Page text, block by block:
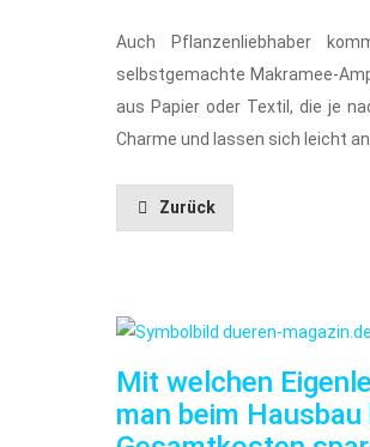
Auch Pflanzenliebhaber
selbstgemachte Makramee-
aus Papier oder Textil, die je
Charme und lassen sich leicht
Zurück
Mit welchen
man beim Hausbau